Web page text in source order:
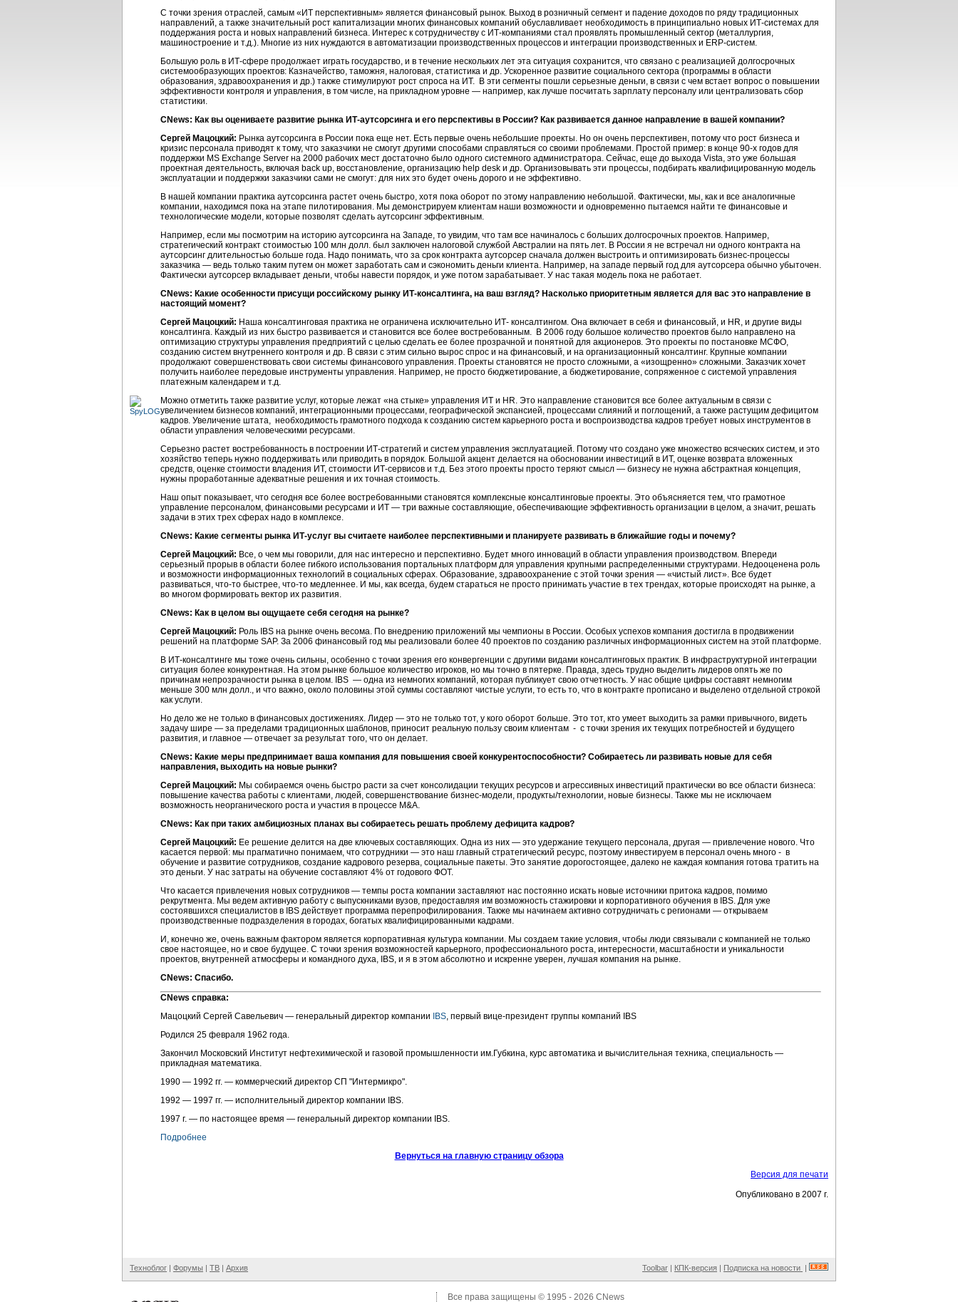
С точки зрения отраслей, самым «ИТ перспективным» является финансовый рынок. Выход в розничный сегмент и падение доходов по ряду традиционных
направлений, а также значительный рост капитализации многих финансовых компаний обуславливает необходимость в принципиально новых ИТ-системах для
поддержания роста и новых направлений бизнеса. Интерес к сотрудничеству с ИТ-компаниями стал проявлять промышленный сектор (металлургия,
машиностроение и т.д.). Многие из них нуждаются в автоматизации производственных процессов и интеграции производственных и ERP-систем.
Большую роль в ИТ-сфере продолжает играть государство, и в течение нескольких лет эта ситуация сохранится, что связано с реализацией долгосрочных
системообразующих проектов: Казначейство, таможня, налоговая, статистика и др. Ускоренное развитие социального сектора (программы в области
образования, здравоохранения и др.) также стимулируют рост спроса на ИТ. В эти сегменты пошли серьезные деньги, в связи с чем встает вопрос о повышении
эффективности контроля и управления, в том числе, на прикладном уровне — например, как лучше посчитать зарплату персоналу или централизовать сбор
статистики.
CNews: Как вы оцениваете развитие рынка ИТ-аутсорсинга и его перспективы в России? Как развивается данное направление в вашей компании?
Сергей Мацоцкий: Рынка аутсорсинга в России пока еще нет. Есть первые очень небольшие проекты. Но он очень перспективен, потому что рост бизнеса и
кризис персонала приводят к тому, что заказчики не смогут другими способами справляться со своими проблемами. Простой пример: в конце 90-х годов для
поддержки MS Exchange Server на 2000 рабочих мест достаточно было одного системного администратора. Сейчас, еще до выхода Vista, это уже большая
проектная деятельность, включая back up, восстановление, организацию help desk и др. Организовывать эти процессы, подбирать квалифицированную модель
эксплуатации и поддержки заказчики сами не смогут: для них это будет очень дорого и не эффективно.
В нашей компании практика аутсорсинга растет очень быстро, хотя пока оборот по этому направлению небольшой. Фактически, мы, как и все аналогичные
компании, находимся пока на этапе пилотирования. Мы демонстрируем клиентам наши возможности и одновременно пытаемся найти те финансовые и
технологические модели, которые позволят сделать аутсорсинг эффективным.
Например, если мы посмотрим на историю аутсорсинга на Западе, то увидим, что там все начиналось с больших долгосрочных проектов. Например,
стратегический контракт стоимостью 100 млн долл. был заключен налоговой службой Австралии на пять лет. В России я не встречал ни одного контракта на
аутсорсинг длительностью больше года. Надо понимать, что за срок контракта аутсорсер сначала должен выстроить и оптимизировать бизнес-процессы
заказчика — ведь только таким путем он может заработать сам и сэкономить деньги клиента. Например, на западе первый год для аутсорсера обычно убыточен.
Фактически аутсорсер вкладывает деньги, чтобы навести порядок, и уже потом зарабатывает. У нас такая модель пока не работает.
CNews: Какие особенности присущи российскому рынку ИТ-консалтинга, на ваш взгляд? Насколько приоритетным является для вас это направление в
настоящий момент?
Сергей Мацоцкий: Наша консалтинговая практика не ограничена исключительно ИТ- консалтингом. Она включает в себя и финансовый, и HR, и другие виды
консалтинга. Каждый из них быстро развивается и становится все более востребованным. В 2006 году большое количество проектов было направлено на
оптимизацию структуры управления предприятий с целью сделать ее более прозрачной и понятной для акционеров. Это проекты по постановке МСФО,
созданию систем внутреннего контроля и др. В связи с этим сильно вырос спрос и на финансовый, и на организационный консалтинг. Крупные компании
продолжают совершенствовать свои системы финансового управления. Проекты становятся не просто сложными, а «изощренно» сложными. Заказчик хочет
получить наиболее передовые инструменты управления. Например, не просто бюджетирование, а бюджетирование, сопряженное с системой управления
платежным календарем и т.д.
Можно отметить также развитие услуг, которые лежат «на стыке» управления ИТ и HR. Это направление становится все более актуальным в связи с
увеличением бизнесов компаний, интеграционными процессами, географической экспансией, процессами слияний и поглощений, а также растущим дефицитом
кадров. Увеличение штата, необходимость грамотного подхода к созданию систем карьерного роста и воспроизводства кадров требует новых инструментов в
области управления человеческими ресурсами.
Cерьезно растет востребованность в построении ИТ-стратегий и систем управления эксплуатацией. Потому что создано уже множество всяческих систем, и это
хозяйство теперь нужно поддерживать или приводить в порядок. Большой акцент делается на обосновании инвестиций в ИТ, оценке возврата вложенных
средств, оценке стоимости владения ИТ, стоимости ИТ-сервисов и т.д. Без этого проекты просто теряют смысл — бизнесу не нужна абстрактная концепция,
нужны проработанные адекватные решения и их точная стоимость.
Наш опыт показывает, что сегодня все более востребованными становятся комплексные консалтинговые проекты. Это объясняется тем, что грамотное
управление персоналом, финансовыми ресурсами и ИТ — три важные составляющие, обеспечивающие эффективность организации в целом, а значит, решать
задачи в этих трех сферах надо в комплексе.
CNews: Какие сегменты рынка ИТ-услуг вы считаете наиболее перспективными и планируете развивать в ближайшие годы и почему?
Сергей Мацоцкий: Все, о чем мы говорили, для нас интересно и перспективно. Будет много инноваций в области управления производством. Впереди
серьезный прорыв в области более гибкого использования портальных платформ для управления крупными распределенными структурами. Недооценена роль
и возможности информационных технологий в социальных сферах. Образование, здравоохранение с этой точки зрения — «чистый лист». Все будет
развиваться, что-то быстрее, что-то медленнее. И мы, как всегда, будем стараться не просто принимать участие в тех трендах, которые происходят на рынке, а
во многом формировать вектор их развития.
CNews: Как в целом вы ощущаете себя сегодня на рынке?
Сергей Мацоцкий: Роль IBS на рынке очень весома. По внедрению приложений мы чемпионы в России. Особых успехов компания достигла в продвижении
решений на платформе SAP. За 2006 финансовый год мы реализовали более 40 проектов по созданию различных информационных систем на этой платформе.
В ИТ-консалтинге мы тоже очень сильны, особенно с точки зрения его конвергенции с другими видами консалтинговых практик. В инфраструктурной интеграции
ситуация более конкурентная. На этом рынке большое количество игроков, но мы точно в пятерке. Правда, здесь трудно выделить лидеров опять же по
причинам непрозрачности рынка в целом. IBS — одна из немногих компаний, которая публикует свою отчетность. У нас общие цифры составят немногим
меньше 300 млн долл., и что важно, около половины этой суммы составляют чистые услуги, то есть то, что в контракте прописано и выделено отдельной строкой
как услуги.
Но дело же не только в финансовых достижениях. Лидер — это не только тот, у кого оборот больше. Это тот, кто умеет выходить за рамки привычного, видеть
задачу шире — за пределами традиционных шаблонов, приносит реальную пользу своим клиентам - с точки зрения их текущих потребностей и будущего
развития, и главное — отвечает за результат того, что он делает.
CNews: Какие меры предпринимает ваша компания для повышения своей конкурентоспособности? Собираетесь ли развивать новые для себя
направления, выходить на новые рынки?
Сергей Мацоцкий: Мы собираемся очень быстро расти за счет консолидации текущих ресурсов и агрессивных инвестиций практически во все области бизнеса:
повышение качества работы с клиентами, людей, совершенствование бизнес-модели, продукты/технологии, новые бизнесы. Также мы не исключаем
возможность неорганического роста и участия в процессе M&A.
CNews: Как при таких амбициозных планах вы собираетесь решать проблему дефицита кадров?
Сергей Мацоцкий: Ее решение делится на две ключевых составляющих. Одна из них — это удержание текущего персонала, другая — привлечение нового. Что
касается первой: мы прагматично понимаем, что сотрудники — это наш главный стратегический ресурс, поэтому инвестируем в персонал очень много - в
обучение и развитие сотрудников, создание кадрового резерва, социальные пакеты. Это занятие дорогостоящее, далеко не каждая компания готова тратить на
это деньги. У нас затраты на обучение составляют 4% от годового ФОТ.
Что касается привлечения новых сотрудников — темпы роста компании заставляют нас постоянно искать новые источники притока кадров, помимо
рекрутмента. Мы ведем активную работу с выпускниками вузов, предоставляя им возможность стажировки и корпоративного обучения в IBS. Для уже
состоявшихся специалистов в IBS действует программа перепрофилирования. Также мы начинаем активно сотрудничать с регионами — открываем
производственные подразделения в городах, богатых квалифицированными кадрами.
И, конечно же, очень важным фактором является корпоративная культура компании. Мы создаем такие условия, чтобы люди связывали с компанией не только
свое настоящее, но и свое будущее. С точки зрения возможностей карьерного, профессионального роста, интересности, масштабности и уникальности
проектов, внутренней атмосферы и командного духа, IBS, и я в этом абсолютно и искренне уверен, лучшая компания на рынке.
CNews: Спасибо.
СNews справка:
Мацоцкий Сергей Савельевич — генеральный директор компании
IBS, первый вице-президент группы компаний IBS
Родился 25 февраля 1962 года.
Закончил Московский Институт нефтехимической и газовой промышленности им.Губкина, курс автоматика и вычислительная техника, специальность —
прикладная математика.
1990 — 1992 гг. — коммерческий директор СП "Интермикро".
1992 — 1997 гг. — исполнительный директор компании IBS.
1997 г. — по настоящее время — генеральный директор компании IBS.
Подробнее
Вернуться на главную страницу обзора
Версия для печати
Опубликовано в 2007 г.
Техноблог | Форумы | ТВ | Архив Toolbar | КПК-версия | Подписка на новости |
Все права защищены © 1995 - 2026 CNews